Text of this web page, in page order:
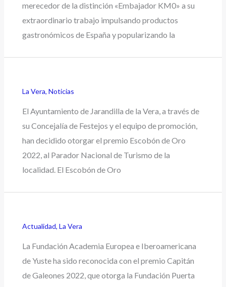
merecedor de la distinción «Embajador KM0» a su
extraordinario trabajo impulsando productos
gastronómicos de España y popularizando la
La Vera,Noticias
El Ayuntamiento de Jarandilla de la Vera, a través de
su Concejalía de Festejos y el equipo de promoción,
han decidido otorgar el premio Escobón de Oro
2022, al Parador Nacional de Turismo de la
localidad. El Escobón de Oro
Actualidad,La Vera
La Fundación Academia Europea e Iberoamericana
de Yuste ha sido reconocida con el premio Capitán
de Galeones 2022, que otorga la Fundación Puerta